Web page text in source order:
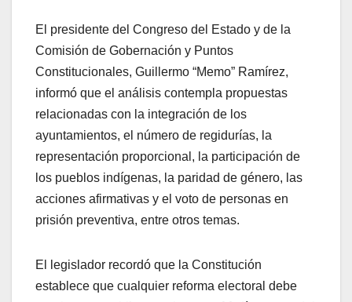
El presidente del Congreso del Estado y de la
Comisión de Gobernación y Puntos
Constitucionales, Guillermo “Memo” Ramírez,
informó que el análisis contempla propuestas
relacionadas con la integración de los
ayuntamientos, el número de regidurías, la
representación proporcional, la participación de
los pueblos indígenas, la paridad de género, las
acciones afirmativas y el voto de personas en
prisión preventiva, entre otros temas.
El legislador recordó que la Constitución
establece que cualquier reforma electoral debe